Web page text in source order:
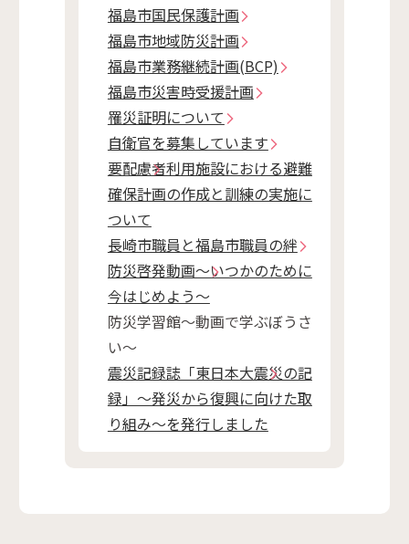
福島市国民保護計画
福島市地域防災計画
福島市業務継続計画(BCP)
福島市災害時受援計画
罹災証明について
自衛官を募集しています
要配慮者利用施設における避難
確保計画の作成と訓練の実施に
ついて
長崎市職員と福島市職員の絆
防災啓発動画～いつかのために
今はじめよう～
防災学習館～動画で学ぶぼうさ
い～
震災記録誌「東日本大震災の記
録」～発災から復興に向けた取
り組み～を発行しました